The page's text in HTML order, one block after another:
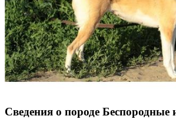
Сведения о породе Бeспородные